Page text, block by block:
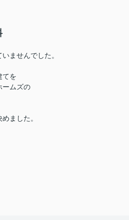
ませんでした。
てを
ームズの
ました。